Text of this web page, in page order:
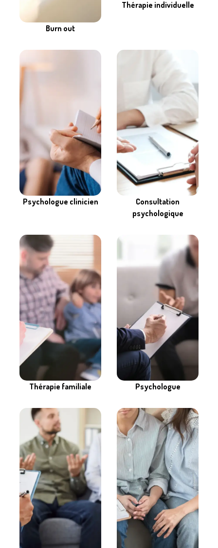
Burn out
Thérapie individuelle
Psychologue clinicien
Consultation
psychologique
Thérapie familiale Psychologue